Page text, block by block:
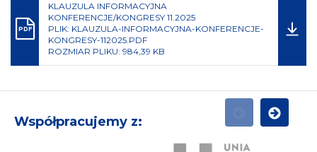
PDF
KLAUZULA INFORMACYJNA
KONFERENCJE/KONGRESY 11.2025
PLIK: KLAUZULA-INFORMACYJNA-KONFERENCJE-
KONGRESY-112025.PDF
ROZMIAR PLIKU: 984,39 KB
Współpracujemy z: POPRZEDNI